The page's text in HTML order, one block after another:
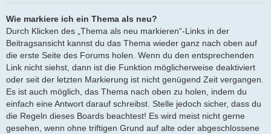
Wie markiere ich ein Thema als neu?
Durch Klicken des „Thema als neu markieren“-Links in der
Beitragsansicht kannst du das Thema wieder ganz nach oben auf
die erste Seite des Forums holen. Wenn du den entsprechenden
Link nicht siehst, dann ist die Funktion möglicherweise deaktiviert
oder seit der letzten Markierung ist nicht genügend Zeit vergangen.
Es ist auch möglich, das Thema nach oben zu holen, indem du
einfach eine Antwort darauf schreibst. Stelle jedoch sicher, dass du
die Regeln dieses Boards beachtest! Es wird meist nicht gerne
gesehen, wenn ohne triftigen Grund auf alte oder abgeschlossene